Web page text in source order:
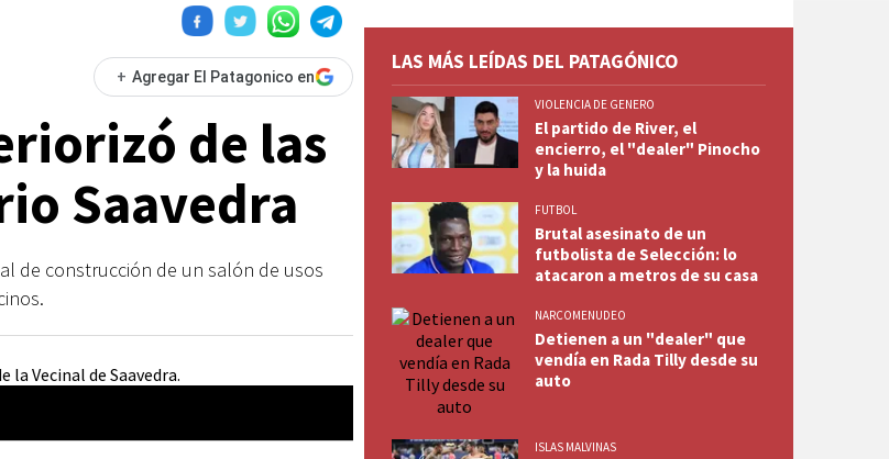
+ Agregar El Patagonico en
de las
Saavedra
de construcción de un salón de usos
LAS MÁS LEÍDAS DEL PATAGÓNICO
VIOLENCIA DE GENERO
El partido de River, el
encierro, el "dealer" Pinocho
y la huida
FUTBOL
Brutal asesinato de un
futbolista de Selección: lo
atacaron a metros de su casa
NARCOMENUDEO
Detienen a un "dealer" que
vendía en Rada Tilly desde su
auto
ISLAS MALVINAS